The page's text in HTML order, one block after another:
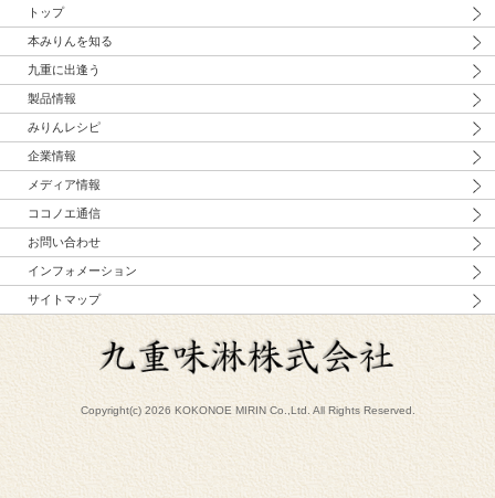
トップ
本みりんを知る
九重に出逢う
製品情報
みりんレシピ
企業情報
メディア情報
ココノエ通信
お問い合わせ
インフォメーション
サイトマップ
Copyright(c) 2026 KOKONOE MIRIN Co.,Ltd. All Rights Reserved.